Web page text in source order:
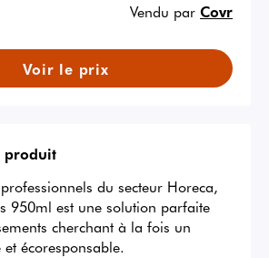
Vendu par Covr
Voir le prix
produit
du secteur Horeca,
950ml est une solution parfaite
cherchant à la fois un
écoresponsable.